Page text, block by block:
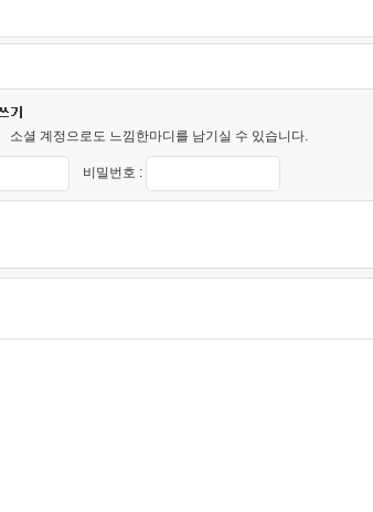
소셜 계정으로도 느낌한마디를 남기실 수 있습니다.
비밀번호 :